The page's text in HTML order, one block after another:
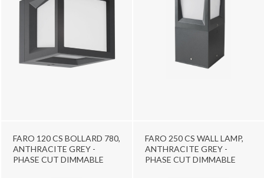
FARO 120 CS BOLLARD 780,
ANTHRACITE GREY -
PHASE CUT DIMMABLE
FARO 250 CS WALL LAMP,
ANTHRACITE GREY -
PHASE CUT DIMMABLE